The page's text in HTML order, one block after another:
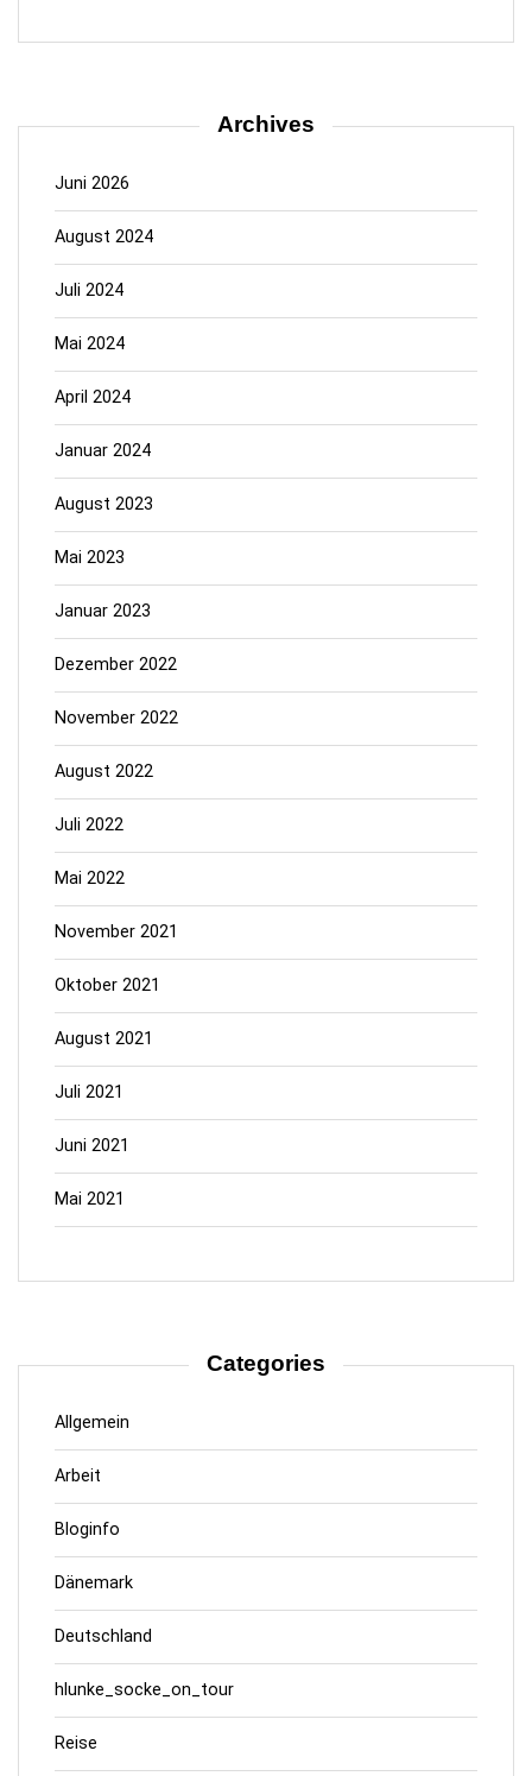
Archives
Juni 2026
August 2024
Juli 2024
Mai 2024
April 2024
Januar 2024
August 2023
Mai 2023
Januar 2023
Dezember 2022
November 2022
August 2022
Juli 2022
Mai 2022
November 2021
Oktober 2021
August 2021
Juli 2021
Juni 2021
Mai 2021
Categories
Allgemein
Arbeit
Bloginfo
Dänemark
Deutschland
hlunke_socke_on_tour
Reise